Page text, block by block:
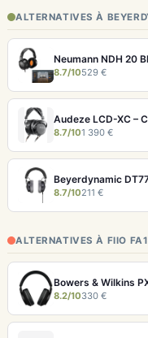
ALTERNATIVES À
8.7/10529 €
8.7/101 390 €
8.7/10211 €
ALTERNATIVES À FIIO
8.2/10330 €